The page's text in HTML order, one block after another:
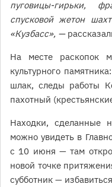
пуговицы-гирьки,
спусковой жетон
«Кузбасс», —
На месте раскопок
культурного
шлак, следы работы
пахотный
Находки, сделанные
можно увидеть в
с 10 июня — там
новой точке
субботник —